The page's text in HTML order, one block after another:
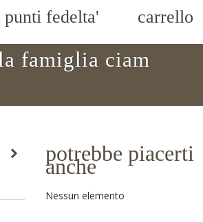
punti fedelta' carrello
famiglia ciam
potrebbe piacerti
anche
Nessun elemento